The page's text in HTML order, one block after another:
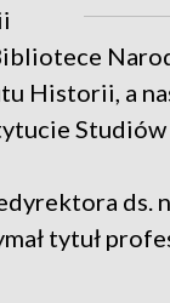
Historii, a
ds.
tytuł